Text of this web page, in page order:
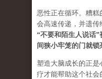
恶性正在循环。糟糕
会高速传递，并遗传
“不要和陌生人说话
间狭小牢笼的门就锁
塑造大脑成长的正
疗才能帮助这个社